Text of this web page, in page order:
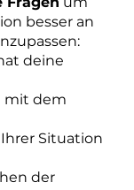
besser an
deine
mit dem
Situation
der